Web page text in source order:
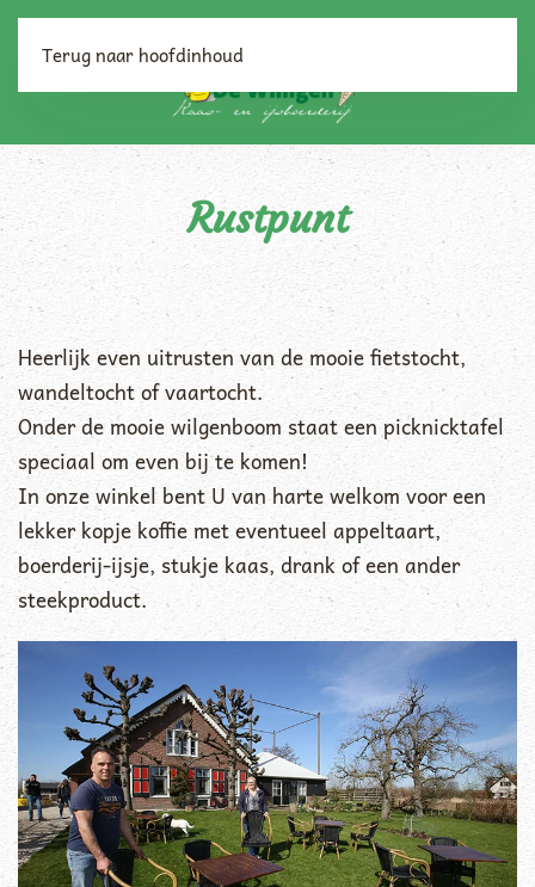
Terug naar hoofdinhoud
Rustpunt
Heerlijk even uitrusten van de mooie fietstocht,
wandeltocht of vaartocht.
Onder de mooie wilgenboom staat een picknicktafel
speciaal om even bij te komen!
In onze winkel bent U van harte welkom voor een
lekker kopje koffie met eventueel appeltaart,
boerderij-ijsje, stukje kaas, drank of een ander
steekproduct.